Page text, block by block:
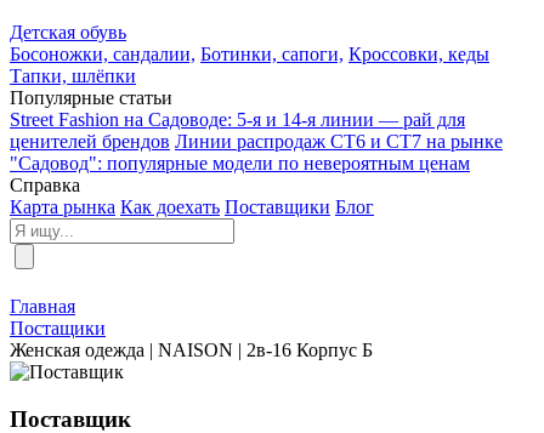
Детская обувь
Босоножки, сандалии, Ботинки, сапоги, Кроссовки, кеды
Тапки, шлёпки
Популярные статьи
Street Fashion на Садоводе: 5-я и 14-я линии — рай для
ценителей брендов Линии распродаж СТ6 и СТ7 на рынке
"Садовод": популярные модели по невероятным ценам
Справка
Карта рынка Как доехать Поставщики Блог
Главная
Постащики
Женская одежда | NAISON | 2в-16 Корпус Б
Поставщик